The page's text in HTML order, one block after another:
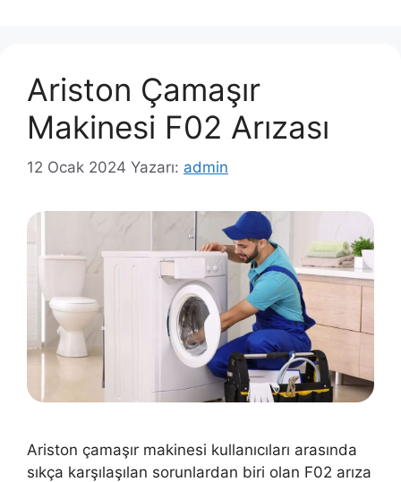
Ariston Çamaşır
Makinesi F02 Arızası
12 Ocak 2024 Yazarı: admin
Ariston çamaşır makinesi kullanıcıları arasında
sıkça karşılaşılan sorunlardan biri olan F02 arıza